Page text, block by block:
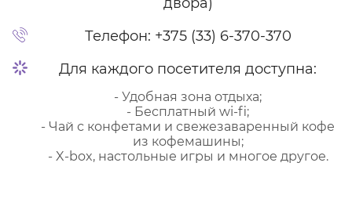
Телефон: +375 (33) 6-370-370
Для каждого посетителя доступна:
- Удобная зона отдыха;
- Бесплатный wi-fi;
- Чай с конфетами и свежезаваренный кофе
из кофемашины;
- X-box, настольные игры и многое другое.